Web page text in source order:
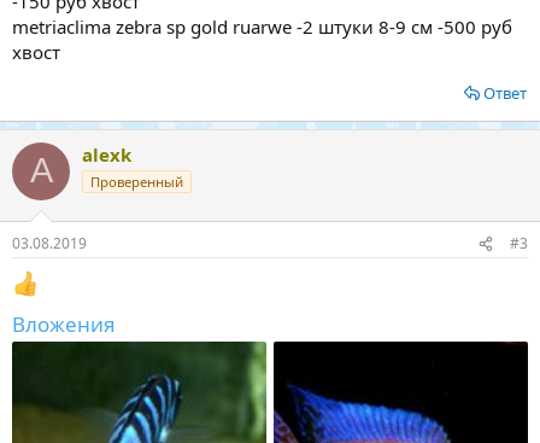
metriaclima zebra sp gold ruarwe -2 штуки 8-9 см -500 руб
хвост
Ответ
A alexk
Проверенный
03.08.2019 #3
Вложения